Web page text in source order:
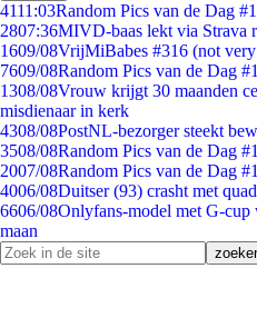
4111:03Random Pics van de Dag
2807:36MIVD-baas lekt via Strava
1609/08VrijMiBabes #316 (not
7609/08Random Pics van de Dag
1308/08Vrouw krijgt 30 maanden
misdienaar in kerk
4308/08PostNL-bezorger steekt
3508/08Random Pics van de Dag
2007/08Random Pics van de Dag
4006/08Duitser (93) crasht met
6606/08Onlyfans-model met G-
maan